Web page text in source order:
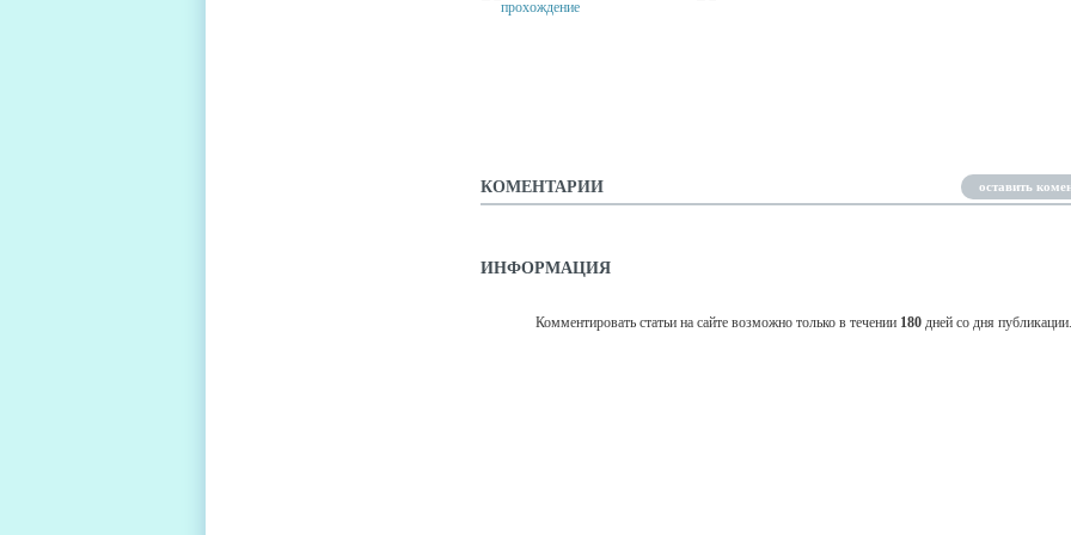
КОМЕНТАРИИ оставить
ИНФОРМАЦИЯ
Комментировать статьи на сайте возможно только в течении 180дней со дня публикации.